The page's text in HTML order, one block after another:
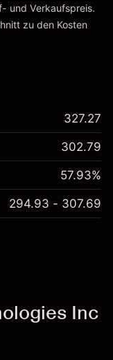
und Verkaufspreis.
zu den Kosten
327.27
302.79
57.93%
294.93 - 307.69
Inc